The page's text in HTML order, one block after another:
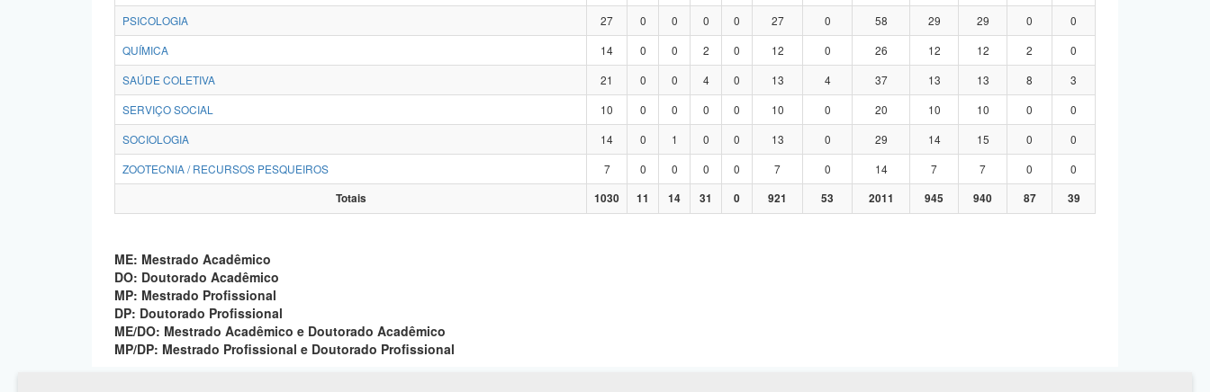
PSICOLOGIA
27 0 0 0 0 27 0 58 29 29 0
0
QUÍMICA
14 0 0 2 0 12 0 26 12 12 2
0
SAÚDE COLETIVA
21 0 0 4 0 13 4 37 13 13 8
3
SERVIÇO SOCIAL
10 0 0 0 0 10 0 20 10 10 0
0
SOCIOLOGIA
14 0 1 0 0 13 0 29 14 15 0
0
ZOOTECNIA / RECURSOS PESQUEIROS
7 0 0 0 0 7 0 14 7 7 0
0
Totais
1030 11 14 31 0 921 53 2011 945 940 87 39
ME: Mestrado Acadêmico
DO: Doutorado Acadêmico
MP: Mestrado Profissional
DP: Doutorado Profissional
ME/DO: Mestrado Acadêmico e Doutorado Acadêmico
MP/DP: Mestrado Profissional e Doutorado Profissional